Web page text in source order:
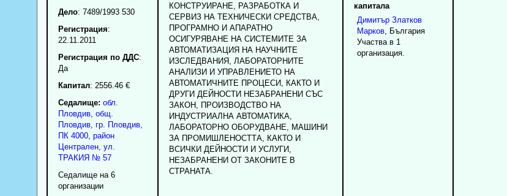
Дело: 7489/1993 530
Регистрация:
22.11.2011
Регистрация по ДДС:
Да
Капитал: 2556.46 €
Седалище: обл.
Пловдив, общ.
Пловдив, гр. Пловдив,
ПК 4000, район
Централен, ул.
ТРАКИЯ № 57
Седалище на 6
организации
КОНСТРУИРАНЕ, РАЗРАБОТКА И
СЕРВИЗ НА ТЕХНИЧЕСКИ СРЕДСТВА,
ПРОГРАМНО И АПАРАТНО
ОСИГУРЯВАНЕ НА СИСТЕМИТЕ ЗА
АВТОМАТИЗАЦИЯ НА НАУЧНИТЕ
ИЗСЛЕДВАНИЯ, ЛАБОРАТОРНИТЕ
АНАЛИЗИ И УПРАВЛЕНИЕТО НА
АВТОМАТИЧНИТЕ ПРОЦЕСИ, КАКТО И
ДРУГИ ДЕЙНОСТИ НЕЗАБРАНЕНИ СЪС
ЗАКОН, ПРОИЗВОДСТВО НА
ИНДУСТРИАЛНА АВТОМАТИКА,
ЛАБОРАТОРНО ОБОРУДВАНЕ, МАШИНИ
ЗА ПРОМИШЛЕНОСТТА, КАКТО И
ВСИЧКИ ДЕЙНОСТИ И УСЛУГИ,
НЕЗАБРАНЕНИ ОТ ЗАКОНИТЕ В
СТРАНАТА.
капитала
Димитър Златков
Марков, България
Участва в 1
организация.